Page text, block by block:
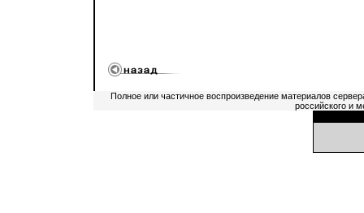
Полное или частичное воспроизведение материалов
российского и